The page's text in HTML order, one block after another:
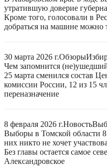
утратившую доверие
Кроме того, голосовали в
добраться на машине можно
30 марта 2026 г.Обзоры
Чем запомнится
25 марта сменился состав
комиссии России, 12 из 15
переназначение
8 февраля 2026 г.Новость
Выборы в Томской области 8
них никто не хочет
Без главы остается самое
Александровское